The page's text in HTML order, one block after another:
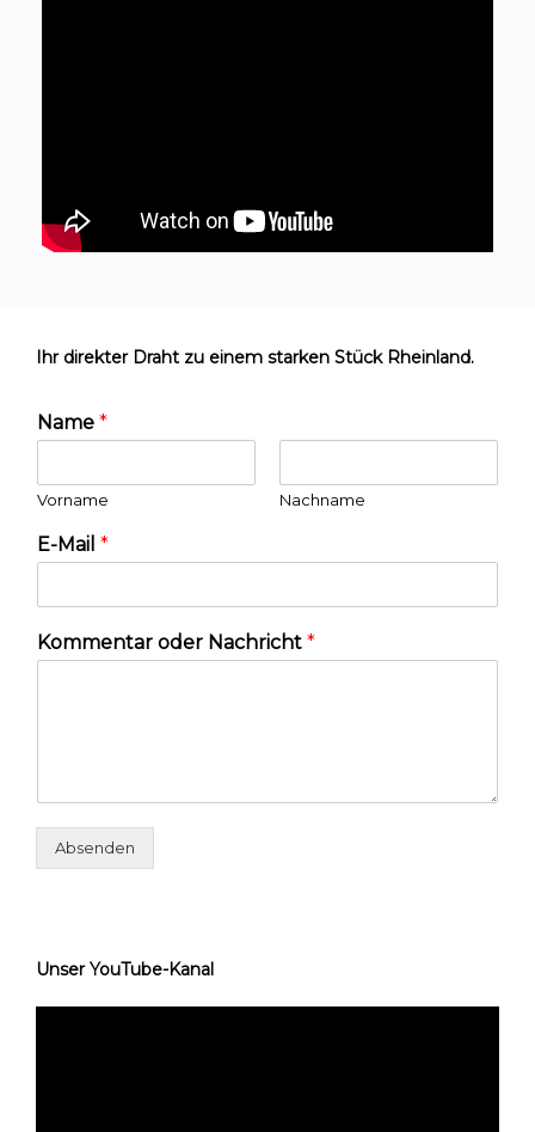
Ihr direkter Draht zu einem starken Stück Rheinland.
Name *
Vorname Nachname
E-Mail *
Kommentar oder Nachricht *
Absenden
Unser YouTube-Kanal